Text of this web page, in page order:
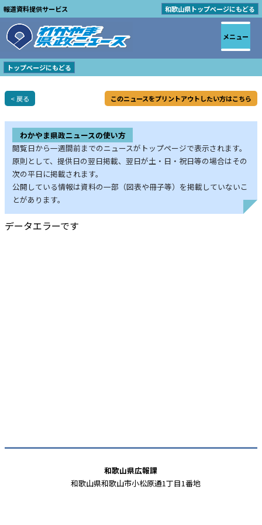
報道資料提供サービス 和歌山県トップページにもどる
トップページにもどる
< 戻る このニュースをプリントアウトしたい方はこちら
わかやま県政ニュースの使い方
閲覧日から一週間前までのニュースがトップページで表示されます。
原則として、提供日の翌日掲載、翌日が土・日・祝日等の場合はその
次の平日に掲載されます。
公開している情報は資料の一部（図表や冊子等）を掲載していないこ
とがあります。
データエラーです
メニュー
和歌山県広報課
和歌山県和歌山市小松原通1丁目1番地